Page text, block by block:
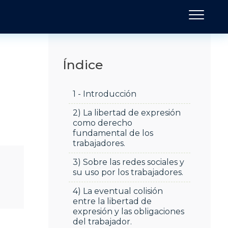
Índice
1 - Introducción
2) La libertad de expresión
como derecho
fundamental de los
trabajadores.
3) Sobre las redes sociales y
su uso por los trabajadores.
4) La eventual colisión
entre la libertad de
expresión y las obligaciones
del trabajador.